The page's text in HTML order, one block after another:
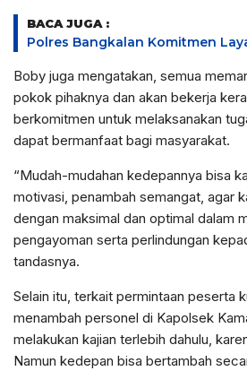
BACA JUGA :
Polres Bangkalan Komitmen
Boby juga mengatakan, semua
pokok pihaknya dan akan bekerja
berkomitmen untuk melaksanakan
dapat bermanfaat bagi masyarakat.
“Mudah-mudahan kedepannya bisa
motivasi, penambah semangat, agar
dengan maksimal dan optimal dalam
pengayoman serta perlindungan
tandasnya.
Selain itu, terkait permintaan peserta
menambah personel di Kapolsek
melakukan kajian terlebih dahulu,
Namun kedepan bisa bertambah